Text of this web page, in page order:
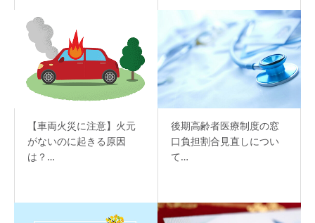
【車両火災に注意】火元
がないのに起きる原因
は？…
後期高齢者医療制度の窓
口負担割合見直しについ
て…